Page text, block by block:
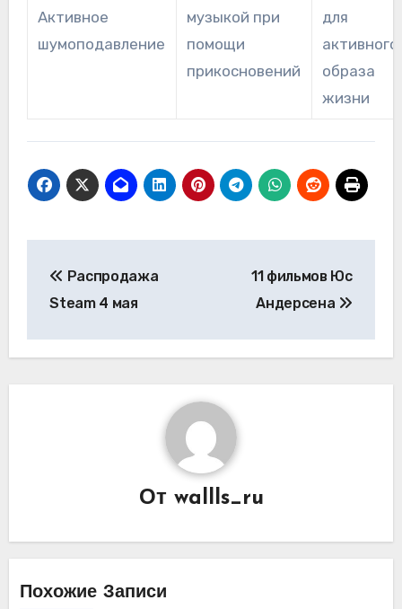
Активное
шумоподавление
музыкой при
помощи
прикосновений
для
активного
образа
жизни
по
Распродажа
Steam 4 мая
11 фильмов Юс
Андерсена
От wallls_ru
Похожие Записи